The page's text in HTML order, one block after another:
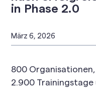
in Phase 2.0
März 6, 2026
800
2.900 Trainingstage